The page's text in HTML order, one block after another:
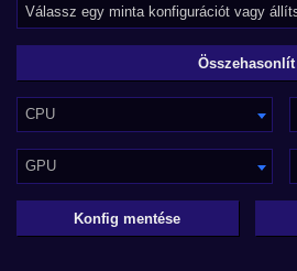
CPU
GPU
Konfig mentése